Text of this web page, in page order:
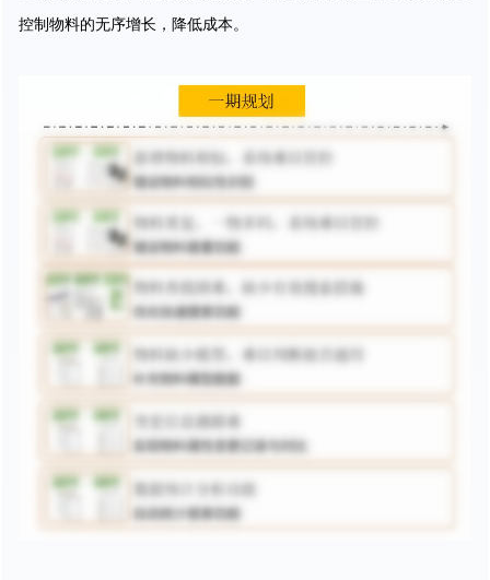
控制物料的无序增长，降低成本。